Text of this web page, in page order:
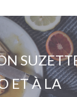
ET À LA